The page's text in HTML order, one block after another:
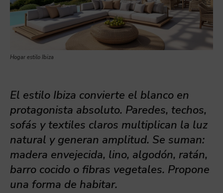
Hogar estilo Ibiza
El estilo Ibiza convierte el blanco en
protagonista absoluto. Paredes, techos,
sofás y textiles claros multiplican la luz
natural y generan amplitud. Se suman:
madera envejecida, lino, algodón, ratán,
barro cocido o fibras vegetales. Propone
una forma de habitar.